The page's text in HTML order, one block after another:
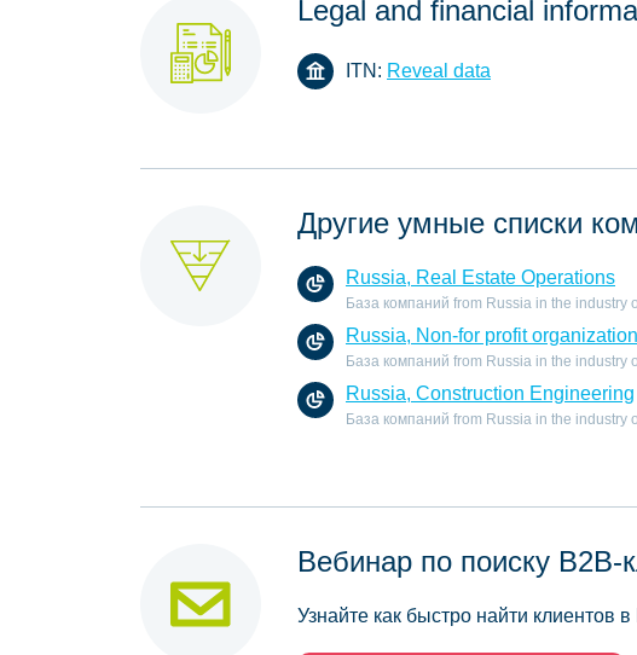
Legal and financial
ITN: Reveal data
Другие умные списки
Russia, Real Estate Operations
База компаний from Russia in the industry
Russia, Non-for profit organization
База компаний from Russia in the industry
Russia, Construction Engineering
База компаний from Russia in the industry
Вебинар по поиску B2B-
Узнайте как быстро найти